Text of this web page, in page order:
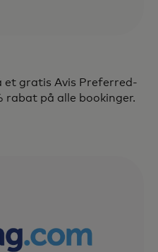
et gratis Avis Preferred-
rabat på alle bookinger.
tab